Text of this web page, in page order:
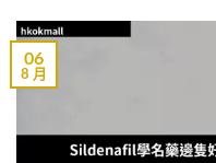
06
8 月